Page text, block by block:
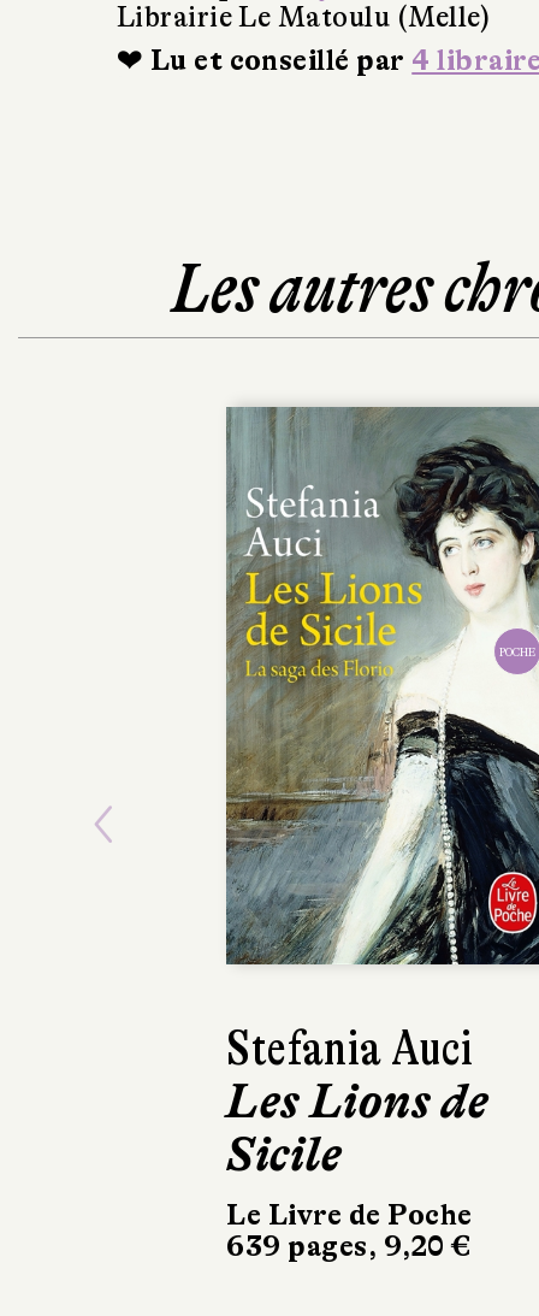
Librairie Le Matoulu (Melle)
❤ Lu et conseillé par 4
Les autres
POCHE
Stefania Auci
Les Lions de
Sicile
Le Livre de Poche
639 pages, 9,20 €
Previous